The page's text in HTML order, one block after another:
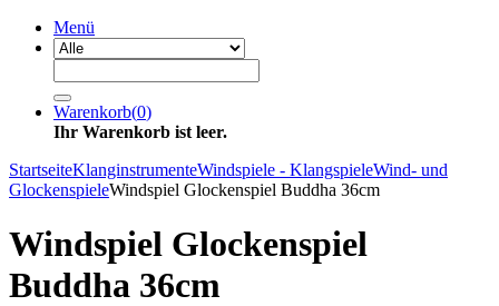
Menü
Warenkorb(0)
Ihr Warenkorb ist leer.
StartseiteKlanginstrumenteWindspiele - KlangspieleWind- und
GlockenspieleWindspiel Glockenspiel Buddha 36cm
Windspiel Glockenspiel
Buddha 36cm